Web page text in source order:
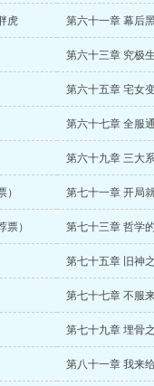
虎 第六十一章 幕后
第六十五章 宅女
第六十七章 全服
第六十九章 三大
第七十一章 开局
） 第七十三章 哲学
第七十五章 旧神
第七十七章 不服
第八十一章 我来